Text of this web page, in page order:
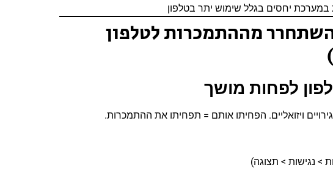
להשתחרר מההתמכרות לטלפון
ויזואליים. הפחיתו אותם = תפחיתו את ההתמכרות.
> נגישות > תצוגה)